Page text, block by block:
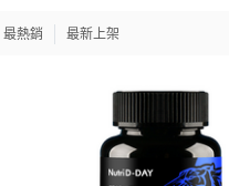
最熱銷 最新上架